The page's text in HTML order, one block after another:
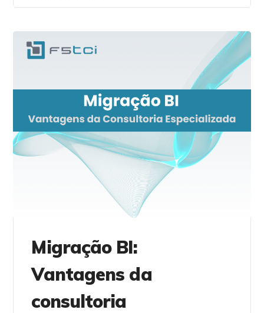
Migração BI:
Vantagens da
consultoria